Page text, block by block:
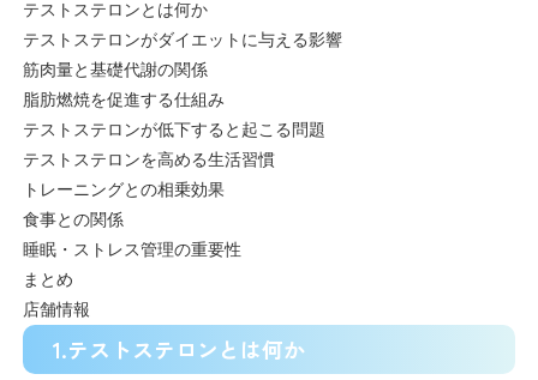
テストステロンとは何か
テストステロンがダイエットに与える影響
筋肉量と基礎代謝の関係
脂肪燃焼を促進する仕組み
テストステロンが低下すると起こる問題
テストステロンを高める生活習慣
トレーニングとの相乗効果
食事との関係
睡眠・ストレス管理の重要性
まとめ
店舗情報
1.テストステロンとは何か